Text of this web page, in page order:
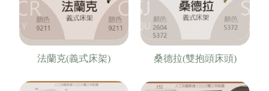
法蘭克(義式床架) 桑德拉(雙抱頭床頭)